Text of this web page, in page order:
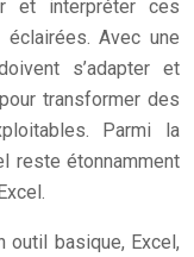
et interpréter ces
Avec une
s’adapter et
transformer des
Parmi la
reste étonnamment
outil basique, Excel,